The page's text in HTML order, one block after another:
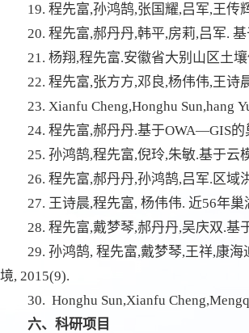
19. 程先富,孙鸿鹄,张国耀,吕军,王
20. 程先富,郝丹丹,韩平,房莉,吕军.
21. 杨翔,程先富.安徽省大别山区土
22. 程先富,张方方,邓良,杨伟伟,王
23. Xianfu Cheng,Honghu Sun,hang
24. 程先富,郝丹丹.基于OWA—GIS
25. 孙鸿鹄,程先富,倪玲,朱敏.基于
26. 程先富,郝丹丹,孙鸿鹄,吕军.区
27. 王诗晨,程先富, 杨伟伟. 近56年
28. 程先富,戴梦琴,郝丹丹,吴庆双.
29. 孙鸿鹄, 程先富,戴梦琴,王祥,康
境, 2015(9).
30. Honghu Sun,Xianfu
六、科研项目